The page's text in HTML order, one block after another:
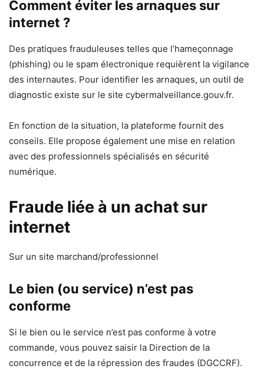
Comment éviter les arnaques sur
internet ?
Des pratiques frauduleuses telles que l’hameçonnage
(phishing) ou le spam électronique requièrent la vigilance
des internautes. Pour identifier les arnaques, un outil de
diagnostic existe sur le site cybermalveillance.gouv.fr.
En fonction de la situation, la plateforme fournit des
conseils. Elle propose également une mise en relation
avec des professionnels spécialisés en sécurité
numérique.
Fraude liée à un achat sur
internet
Sur un site marchand/professionnel
Le bien (ou service) n’est pas
conforme
Si le bien ou le service n’est pas conforme à votre
commande, vous pouvez saisir la Direction de la
concurrence et de la répression des fraudes (DGCCRF).